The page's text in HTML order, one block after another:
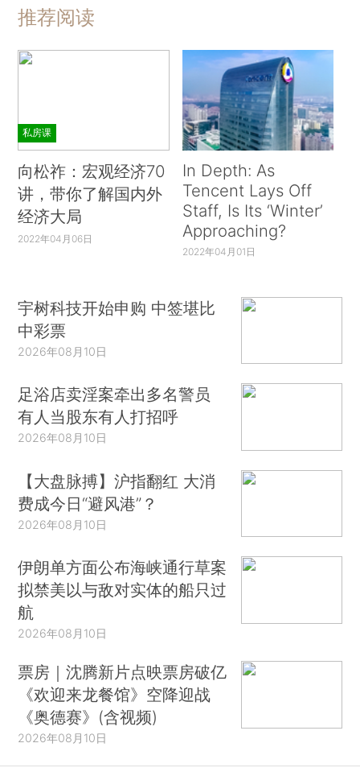
推荐阅读
私房课
向松祚：宏观经济70
讲，带你了解国内外
经济大局
2022年04月06日
In Depth: As
Tencent Lays Off
Staff, Is Its ‘Winter’
Approaching?
2022年04月01日
宇树科技开始申购 中签堪比
中彩票
2026年08月10日
足浴店卖淫案牵出多名警员
有人当股东有人打招呼
2026年08月10日
【大盘脉搏】沪指翻红 大消
费成今日“避风港”？
2026年08月10日
伊朗单方面公布海峡通行草案
拟禁美以与敌对实体的船只过
航
2026年08月10日
票房｜沈腾新片点映票房破亿
《欢迎来龙餐馆》空降迎战
《奥德赛》(含视频)
2026年08月10日